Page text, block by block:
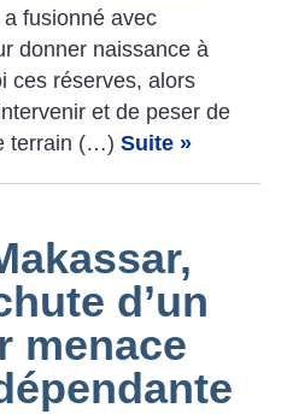
fusionné avec
donner naissance à
ces réserves, alors
et de peser de
terrain (…)Suite »
d’un
menace